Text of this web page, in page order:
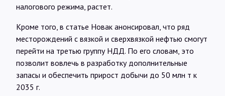
налогового режима, растет.
Кроме того, в статье Новак анонсировал, что ряд
месторождений с вязкой и сверхвязкой нефтью смогут
перейти на третью группу НДД. По его словам, это
позволит вовлечь в разработку дополнительные
запасы и обеспечить прирост добычи до 50 млн т к
2035 г.